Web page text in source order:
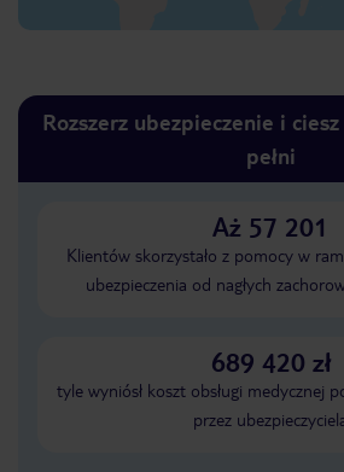
Rozszerz ubezpieczenie i
pełni
Aż 57 201
Klientów skorzystało z pomocy w
ubezpieczenia od nagłych
689 420 zł
tyle wyniósł koszt obsługi medycznej
przez